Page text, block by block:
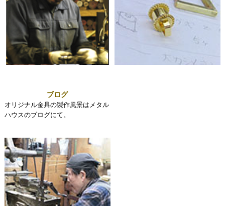
ブログ
オリジナル金具の製作風景はメタル
ハウスのブログにて。